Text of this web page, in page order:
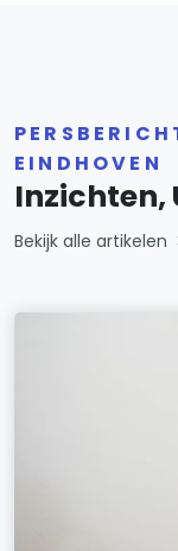
EINDHOVEN
Inzichten,
Bekijk alle artikelen